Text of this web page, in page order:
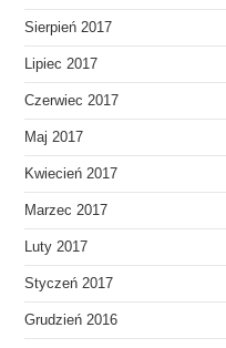
Sierpień 2017
Lipiec 2017
Czerwiec 2017
Maj 2017
Kwiecień 2017
Marzec 2017
Luty 2017
Styczeń 2017
Grudzień 2016